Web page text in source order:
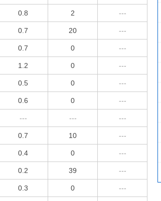
0.8 2 ---
0.7 20 ---
0.7 0 ---
1.2 0 ---
0.5 0 ---
0.6 0 ---
--- --- ---
0.7 10 ---
0.4 0 ---
0.2 39 ---
0.3 0 ---